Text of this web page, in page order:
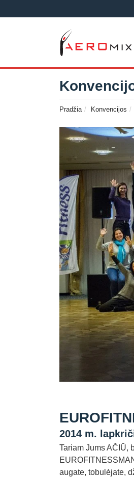
Pradžia Konvencijos
2014 m.
Tariam Jums AČIŪ,
augate, tobulėjate,